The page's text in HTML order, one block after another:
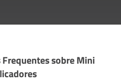
sobre Mini